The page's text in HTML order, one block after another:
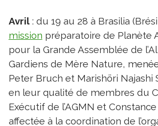
Avril: du 19 au 28 à Brasilia
mission préparatoire de Planète
pour la Grande Assemblée de
Gardiens de Mère Nature,
Peter Bruch et Marishöri Najashi
en leur qualité de membres du
Exécutif de l’AGMN et Constance
affectée à la coordination de